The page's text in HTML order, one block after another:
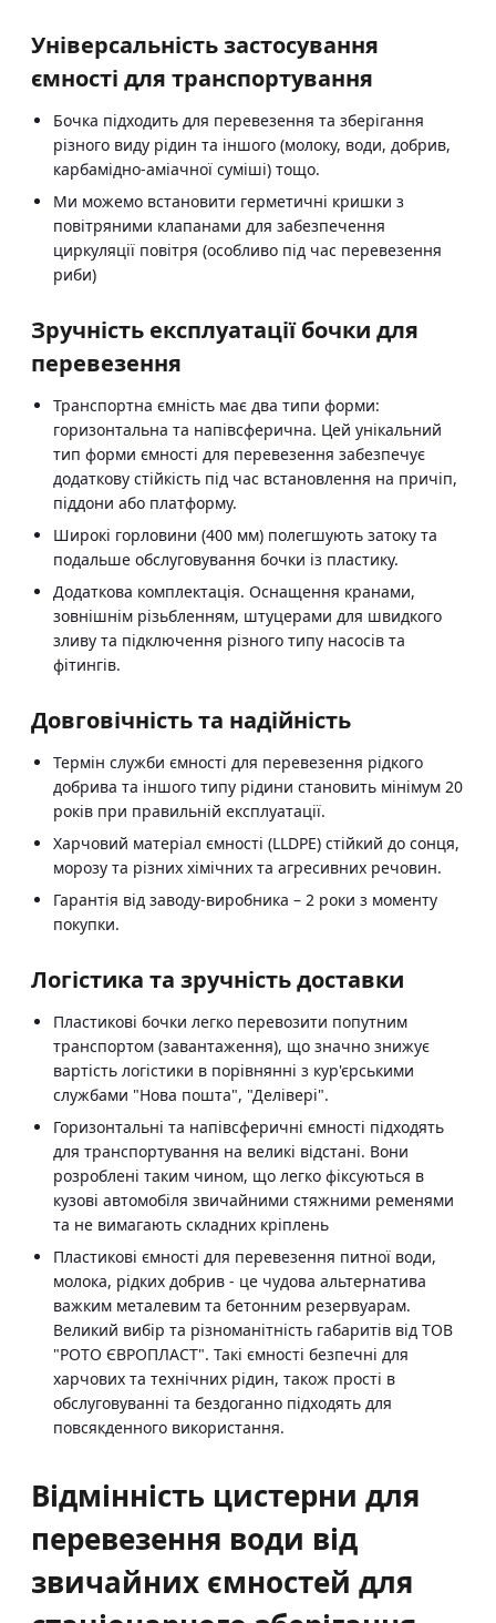
Універсальність застосування
ємності для транспортування
Бочка підходить для перевезення та зберігання
різного виду рідин та іншого (молоку, води, добрив,
карбамідно-аміачної суміші) тощо.
Ми можемо встановити герметичні кришки з
повітряними клапанами для забезпечення
циркуляції повітря (особливо під час перевезення
риби)
Зручність експлуатації бочки для
перевезення
Транспортна ємність має два типи форми:
горизонтальна та напівсферична. Цей унікальний
тип форми ємності для перевезення забезпечує
додаткову стійкість під час встановлення на причіп,
піддони або платформу.
Широкі горловини (400 мм) полегшують затоку та
подальше обслуговування бочки із пластику.
Додаткова комплектація. Оснащення кранами,
зовнішнім різьбленням, штуцерами для швидкого
зливу та підключення різного типу насосів та
фітингів.
Довговічність та надійність
Термін служби ємності для перевезення рідкого
добрива та іншого типу рідини становить мінімум 20
років при правильній експлуатації.
Харчовий матеріал ємності (LLDPE) стійкий до сонця,
морозу та різних хімічних та агресивних речовин.
Гарантія від заводу-виробника – 2 роки з моменту
покупки.
Логістика та зручність доставки
Пластикові бочки легко перевозити попутним
транспортом (завантаження), що значно знижує
вартість логістики в порівнянні з кур'єрськими
службами "Нова пошта", "Делівері".
Горизонтальні та напівсферичні ємності підходять
для транспортування на великі відстані. Вони
розроблені таким чином, що легко фіксуються в
кузові автомобіля звичайними стяжними ременями
та не вимагають складних кріплень
Пластикові ємності для перевезення питної води,
молока, рідких добрив - це чудова альтернатива
важким металевим та бетонним резервуарам.
Великий вибір та різноманітність габаритів від ТОВ
"РОТО ЄВРОПЛАСТ". Такі ємності безпечні для
харчових та технічних рідин, також прості в
обслуговуванні та бездоганно підходять для
повсякденного використання.
Відмінність цистерни для
перевезення води від
звичайних ємностей для